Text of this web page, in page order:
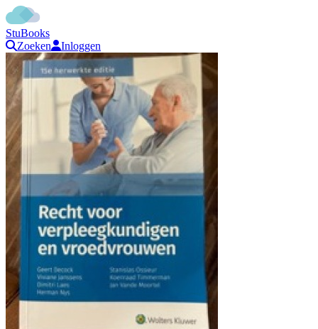
StuBooks
Zoeken
Inloggen